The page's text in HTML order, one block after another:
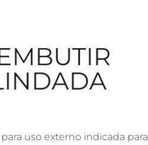
uso externo indicada para